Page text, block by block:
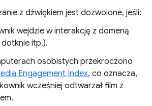
z dźwiękiem jest dozwolone, jeśli:
wejdzie w interakcję z domeną
dotknie itp.).
osobistych przekroczono
Engagement Index, co oznacza,
wcześniej odtwarzał film z